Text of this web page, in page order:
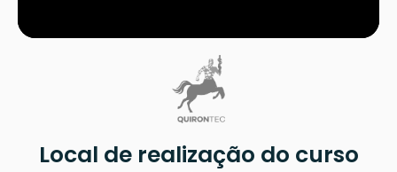
Local de realização do curso